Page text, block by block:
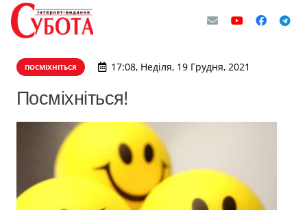
ПОСМІХНІТЬСЯ 17:08, Неділя, 19 Грудня, 2021
Посміхніться!